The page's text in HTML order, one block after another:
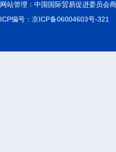
网站管理：中国国际贸易促进委员会
ICP编号：京ICP备06004603号-321